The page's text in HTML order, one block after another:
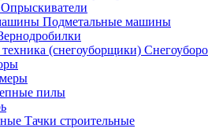
Опрыскиватели
Подметальные машины
пилы
Тачки строительные